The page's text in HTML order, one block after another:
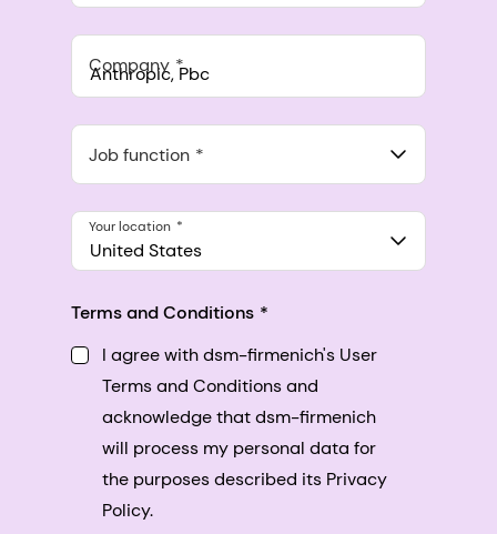
Company
548 Market St Pmb 90375, San Francisco, California, US
Job function
United States
Your location
Terms and Conditions
I agree with dsm-firmenich's User
Terms and Conditions and
acknowledge that dsm-firmenich
will process my personal data for
the purposes described its Privacy
Policy.